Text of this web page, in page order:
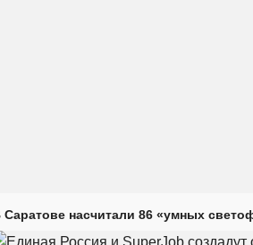
Саратове насчитали 86 «умных